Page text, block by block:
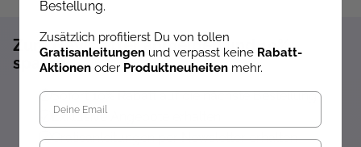
Zum Newsletter anmelden und 10%
sparen!*
Sofort 10% Rabatt auf die nächste Bestellung
Exklusive Angebote erhalten
Gratisanleitungen per Newsletter erhalten
Bestellung.
Zusätzlich profitierst Du von tollen
Gratisanleitungen und verpasst keine Rabatt-
Aktionen oder Produktneuheiten mehr.
Geburtstag